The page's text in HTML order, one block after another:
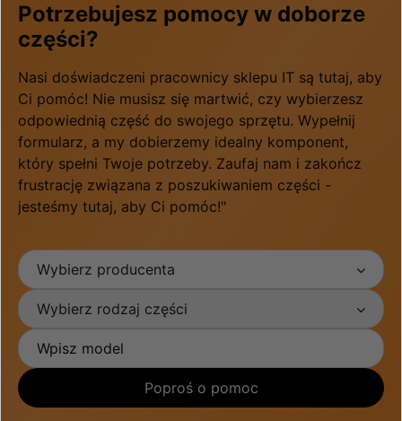
Potrzebujesz pomocy w doborze
części?
Nasi doświadczeni pracownicy sklepu IT są tutaj, aby
Ci pomóc! Nie musisz się martwić, czy wybierzesz
odpowiednią część do swojego sprzętu. Wypełnij
formularz, a my dobierzemy idealny komponent,
który spełni Twoje potrzeby. Zaufaj nam i zakończ
frustrację związana z poszukiwaniem części -
jesteśmy tutaj, aby Ci pomóc!"
Wybierz producenta
Wybierz rodzaj części
Poproś o pomoc